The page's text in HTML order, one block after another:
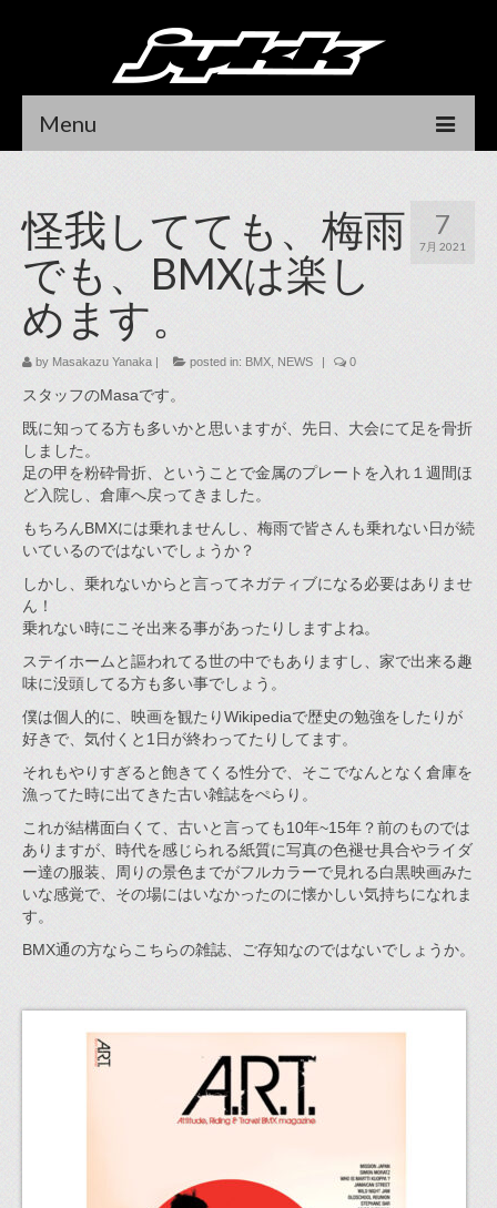
Menu
NEWS
RIDER
DEALER LOCATOR
CONTACT
DEALER LOGIN
オンラインストア
7
7月 2021
怪我してても、梅雨
でも、BMXは楽し
めます。
by Masakazu Yanaka | posted in: BMX NEWS | 0
スタッフのMasaです。
既に知ってる方も多いかと思いますが、先日、大会にて足を骨折
しました。
足の甲を粉砕骨折、ということで金属のプレートを入れ１週間ほ
ど入院し、倉庫へ戻ってきました。
もちろんBMXには乗れませんし、梅雨で皆さんも乗れない日が続
いているのではないでしょうか？
しかし、乗れないからと言ってネガティブになる必要はありませ
ん！
乗れない時にこそ出来る事があったりしますよね。
ステイホームと謳われてる世の中でもありますし、家で出来る趣
味に没頭してる方も多い事でしょう。
僕は個人的に、映画を観たりWikipediaで歴史の勉強をしたりが
好きで、気付くと1日が終わってたりしてます。
それもやりすぎると飽きてくる性分で、そこでなんとなく倉庫を
漁ってた時に出てきた古い雑誌をぺらり。
これが結構面白くて、古いと言っても10年~15年？前のものでは
ありますが、時代を感じられる紙質に写真の色褪せ具合やライダ
ー達の服装、周りの景色までがフルカラーで見れる白黒映画みた
いな感覚で、その場にはいなかったのに懐かしい気持ちになれま
す。
BMX通の方ならこちらの雑誌、ご存知なのではないでしょうか。